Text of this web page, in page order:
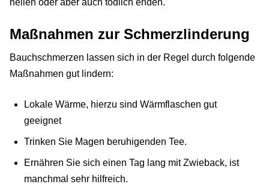
heilen oder aber auch tödlich enden.
Maßnahmen zur Schmerzlinderung
Bauchschmerzen lassen sich in der Regel durch folgende
Maßnahmen gut lindern:
Lokale Wärme, hierzu sind Wärmflaschen gut
geeignet
Trinken Sie Magen beruhigenden Tee.
Ernähren Sie sich einen Tag lang mit Zwieback, ist
manchmal sehr hilfreich.